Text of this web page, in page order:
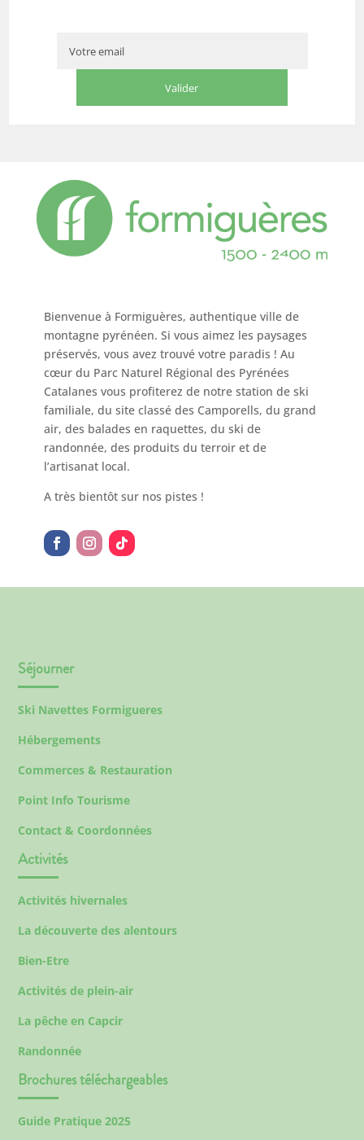
Bienvenue à Formiguères, authentique ville de
montagne pyrénéen. Si vous aimez les paysages
préservés, vous avez trouvé votre paradis ! Au
cœur du Parc Naturel Régional des Pyrénées
Catalanes vous profiterez de notre station de ski
familiale, du site classé des Camporells, du grand
air, des balades en raquettes, du ski de
randonnée, des produits du terroir et de
l’artisanat local.
A très bientôt sur nos pistes !
Séjourner
Ski Navettes Formigueres
Hébergements
Commerces & Restauration
Point Info Tourisme
Contact & Coordonnées
Activités
Activités hivernales
La découverte des alentours
Bien-Etre
Activités de plein-air
La pêche en Capcir
Randonnée
Brochures téléchargeables
Guide Pratique 2025